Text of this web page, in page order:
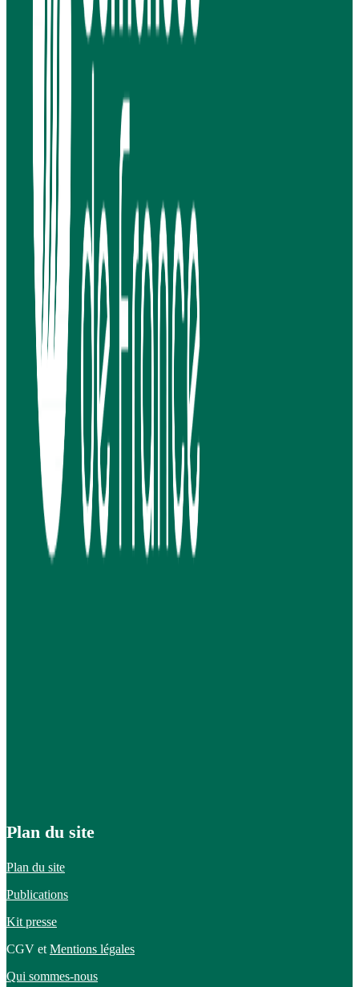
Plan du site
Plan du site
Publications
Kit presse
CGV et Mentions légales
Qui sommes-nous